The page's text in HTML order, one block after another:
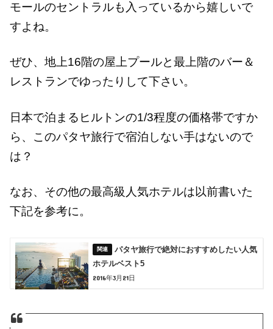
モールのセントラルも入っているから嬉しいで
すよね。
ぜひ、地上16階の屋上プールと最上階のバー＆
レストランでゆったりして下さい。
日本で泊まるヒルトンの1/3程度の価格帯ですか
ら、このパタヤ旅行で宿泊しない手はないので
は？
なお、その他の最高級人気ホテルは以前書いた
下記を参考に。
パタヤ旅行で絶対におすすめしたい人気
ホテルベスト5
2016年3月21日